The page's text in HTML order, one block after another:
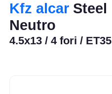
Kfz alcar Steel
Neutro
4.5x13 / 4 fori / ET35